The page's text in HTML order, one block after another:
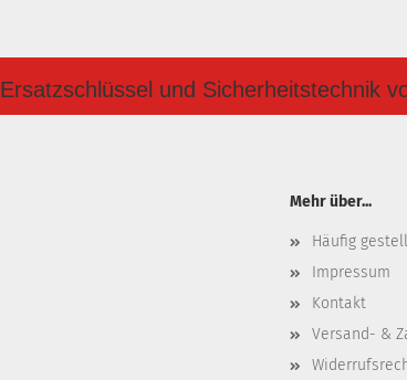
Ersatzschlüssel und Sicherheitstechnik
Mehr über...
Häufig
Impressum
Kontakt
Versand- &